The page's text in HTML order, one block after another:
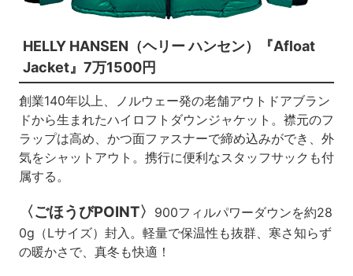
HELLY HANSEN（ヘリー ハンセン）『Afloat
Jacket』7万1500円
創業140年以上、ノルウェー発の老舗アウトドアブラン
ドから生まれたハイロフトダウンジャケット。襟元のフ
ラップは高め、かつ面ファスナーで締め込みができ、外
気をシャットアウト。携行に便利なスタッフサックも付
属する。
〈ごほうびPOINT〉 900フィルパワーダウンを約28
0g（Lサイズ）封入。軽量で保温性も抜群、寒さ知らず
の暖かさで、真冬も快適！